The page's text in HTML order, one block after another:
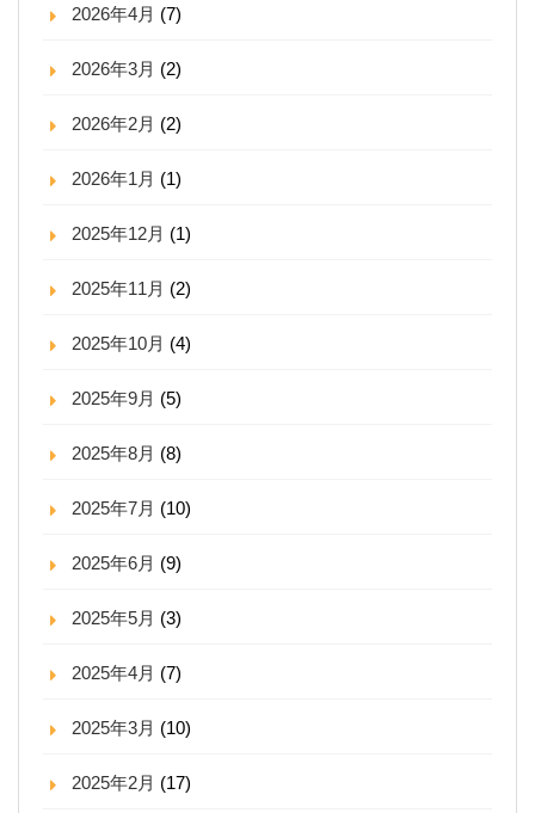
2026年4月 (7)
2026年3月 (2)
2026年2月 (2)
2026年1月 (1)
2025年12月 (1)
2025年11月 (2)
2025年10月 (4)
2025年9月 (5)
2025年8月 (8)
2025年7月 (10)
2025年6月 (9)
2025年5月 (3)
2025年4月 (7)
2025年3月 (10)
2025年2月 (17)